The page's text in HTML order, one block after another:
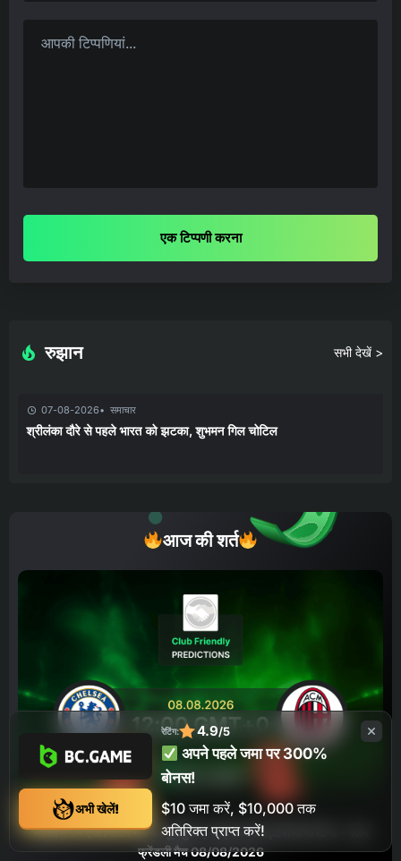
एक टिप्पणी करना
रुझान सभी देखें >
07-08-2026 समाचार
श्रीलंका दौरे से पहले भारत को झटका, शुभमन गिल चोटिल
आज की शर्त
चेल्सी बनाम एसी मिलान मैच का पूर्वानुमान, ऑड्स और सट्टेबाजी के टिप्स – क्लब
फ्रेंडली मैच 08/08/2026
अभी खेलें!
रेटिंग: 4.9/5
अपने पहले जमा पर 300%
बोनस!
$10 जमा करें, $10,000 तक
अतिरिक्त प्राप्त करें!